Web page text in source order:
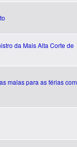
da Mais Alta Corte de
malas para as férias com